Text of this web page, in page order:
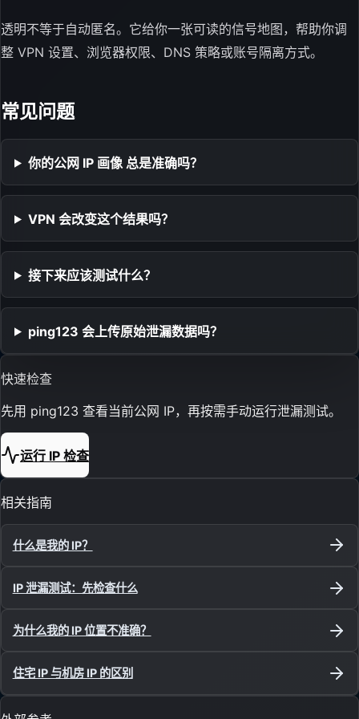
透明不等于自动匿名。它给你一张可读的信号地图，帮助你调
整 VPN 设置、浏览器权限、DNS 策略或账号隔离方式。
常见问题
你的公网 IP 画像 总是准确吗？
VPN 会改变这个结果吗？
接下来应该测试什么？
ping123 会上传原始泄漏数据吗？
快速检查
先用 ping123 查看当前公网 IP，再按需手动运行泄漏测试。
运行 IP 检查
相关指南
什么是我的 IP？
IP 泄漏测试：先检查什么
为什么我的 IP 位置不准确？
住宅 IP 与机房 IP 的区别